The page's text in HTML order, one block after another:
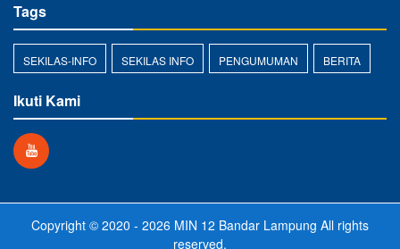
Tags
SEKILAS-INFO SEKILAS INFO PENGUMUMAN BERITA
Ikuti Kami
Copyright © 2020 - 2026 MIN 12 Bandar Lampung All rights
reserved.